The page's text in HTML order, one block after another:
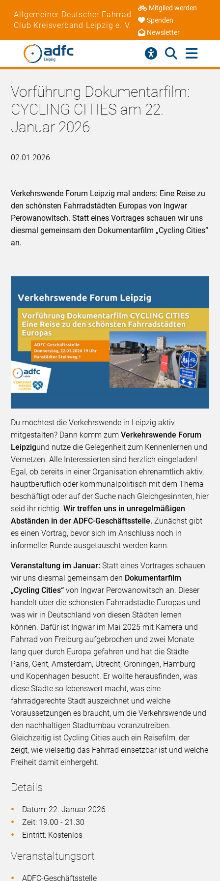
Allgemeiner Deutscher Fahrrad-
Club Kreisverband Leipzig e. V.
Mitglied werden
Spenden
Newsletter
Vorführung Dokumentarfilm:
CYCLING CITIES am 22.
Januar 2026
02.01.2026
Verkehrswende Forum Leipzig mal anders: Eine Reise zu
den schönsten Fahrradstädten Europas von Ingwar
Perowanowitsch. Statt eines Vortrages schauen wir uns
diesmal gemeinsam den Dokumentarfilm „Cycling Cities“
an.
Du möchtest die Verkehrswende in Leipzig aktiv
mitgestalten? Dann komm zumVerkehrswende Forum
Leipzigund nutze die Gelegenheit zum Kennenlernen und
Vernetzen. Alle Interessierten sind herzlich eingeladen!
Egal, ob bereits in einer Organisation ehrenamtlich aktiv,
hauptberuflich oder kommunalpolitisch mit dem Thema
beschäftigt oder auf der Suche nach Gleichgesinnten, hier
seid ihr richtig.Wir treffen uns in unregelmäßigen
Abständen in der ADFC-Geschäftsstelle. Zunächst gibt
es einen Vortrag, bevor sich im Anschluss noch in
informeller Runde ausgetauscht werden kann.
Veranstaltung im Januar:Statt eines Vortrages schauen
wir uns diesmal gemeinsam den Dokumentarfilm
„Cycling Cities“ von Ingwar Perowanowitsch an. Dieser
handelt über die schönsten Fahrradstädte Europas und
was wir in Deutschland von diesen Städten lernen
können. Dafür ist Ingwar im Mai 2025 mit Kamera und
Fahrrad von Freiburg aufgebrochen und zwei Monate
lang quer durch Europa gefahren und hat die Städte
Paris, Gent, Amsterdam, Utrecht, Groningen, Hamburg
und Kopenhagen besucht. Er wollte herausfinden, was
diese Städte so lebenswert macht, was eine
fahrradgerechte Stadt auszeichnet und welche
Voraussetzungen es braucht, um die Verkehrswende und
den nachhaltigen Stadtumbau voranzutreiben.
Gleichzeitig ist Cycling Cities auch ein Reisefilm, der
zeigt, wie vielseitig das Fahrrad einsetzbar ist und welche
Freiheit damit einhergeht.
Details
Datum: 22. Januar 2026
Zeit: 19.00 - 21.30
Eintritt: Kostenlos
Veranstaltungsort
ADFC-Geschäftsstelle